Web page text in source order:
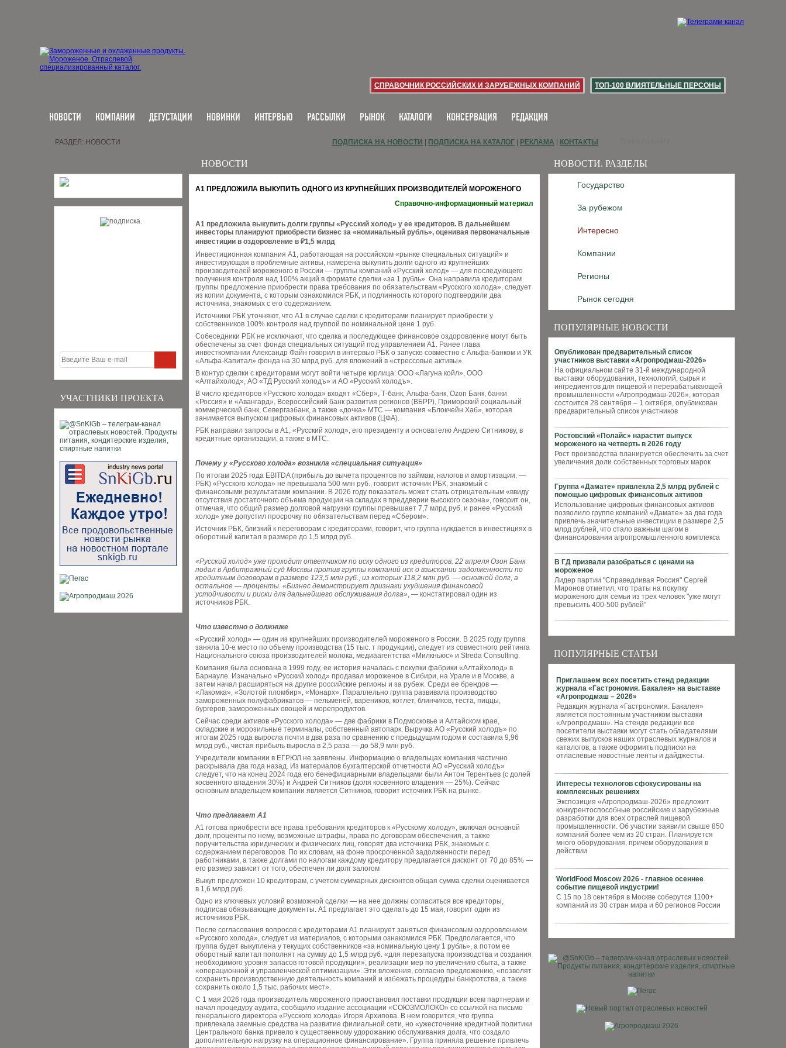
СПРАВОЧНИК РОССИЙСКИХ И ЗАРУБЕЖНЫХ КОМПАНИЙ ТОП-100 ВЛИЯТЕЛЬНЫЕ ПЕРСОНЫ
НОВОСТИ КОМПАНИИ ДЕГУСТАЦИИ НОВИНКИ ИНТЕРВЬЮ РАССЫЛКИ РЫНОК КАТАЛОГИ КОНСЕРВАЦИЯ РЕДАКЦИЯ
УЧАСТНИКИ ПРОЕКТА
НОВОСТИ. РАЗДЕЛЫ
Государство
За рубежом
Интересно
Компании
Регионы
Рынок сегодня
ПОПУЛЯРНЫЕ НОВОСТИ
Опубликован предварительный список
участников выставки «Агропродмаш-2026»
На официальном сайте 31-й международной
выставки оборудования, технологий, сырья и
ингредиентов для пищевой и перерабатывающей
промышленности «Агропродмаш-2026», которая
состоится 28 сентября – 1 октября, опубликован
предварительный список участников
Ростовский «Полайс» нарастит выпуск
мороженого на четверть в 2026 году
Рост производства планируется обеспечить за счет
увеличения доли собственных торговых марок
Группа «Дамате» привлекла 2,5 млрд рублей с
помощью цифровых финансовых активов
Использование цифровых финансовых активов
позволило группе компаний «Дамате» за два года
привлечь значительные инвестиции в размере 2,5
млрд рублей, что стало важным шагом в
финансировании агропромышленного комплекса
В ГД призвали разобраться с ценами на
мороженое
Лидер партии "Справедливая Россия" Сергей
Миронов отметил, что траты на покупку
мороженого для семьи из трех человек "уже могут
превысить 400-500 рублей"
ПОПУЛЯРНЫЕ СТАТЬИ
Приглашаем всех посетить стенд редакции
журнала «Гастрономия. Бакалея» на выставке
«Агропродмаш – 2026»
Редакция журнала «Гастрономия. Бакалея»
является постоянным участником выставки
«Агропродмаш». На стенде редакции все
посетители выставки могут стать обладателями
свежих выпусков наших отраслевых журналов и
каталогов, а также оформить подписки на
отласлевые новостные ленты и дайджесты.
Интересы технологов сфокусированы на
комплексных решениях
Экспозиция «Агропродмаш-2026» предложит
конкурентоспособные российские и зарубежные
разработки для всех отраслей пищевой
промышленности. Об участии заявили свыше 850
компаний более чем из 20 стран. Планируется
много оборудования, причем оборудования в
действии
WorldFood Moscow 2026 - главное осеннее
событие пищевой индустрии!
С 15 по 18 сентября в Москве соберутся 1100+
компаний из 30 стран мира и 60 регионов России
РАЗДЕЛ: НОВОСТИ ПОДПИСКА НА НОВОСТИ ПОДПИСКА НА КАТАЛОГ РЕКЛАМА КОНТАКТЫ
НОВОСТИ
А1 ПРЕДЛОЖИЛА ВЫКУПИТЬ ОДНОГО ИЗ КРУПНЕЙШИХ ПРОИЗВОДИТЕЛЕЙ МОРОЖЕНОГО
Справочно-информационный материал
А1 предложила выкупить долги группы «Русский холод» у ее кредиторов. В дальнейшем
инвесторы планируют приобрести бизнес за «номинальный рубль», оценивая первоначальные
инвестиции в оздоровление в ₽1,5 млрд
Инвестиционная компания А1, работающая на российском «рынке специальных ситуаций» и
инвестирующая в проблемные активы, намерена выкупить долги одного из крупнейших
производителей мороженого в России — группы компаний «Русский холод» — для последующего
получения контроля над 100% акций в формате сделки «за 1 рубль». Она направила кредиторам
группы предложение приобрести права требования по обязательствам «Русского холода», следует
из копии документа, с которым ознакомился РБК, и подлинность которого подтвердили два
источника, знакомых с его содержанием.
Источники РБК уточняют, что А1 в случае сделки с кредиторами планирует приобрести у
собственников 100% контроля над группой по номинальной цене 1 руб.
Собеседники РБК не исключают, что сделка и последующее финансовое оздоровление могут быть
обеспечены за счет фонда специальных ситуаций под управлением А1. Ранее глава
инвесткомпании Александр Файн говорил в интервью РБК о запуске совместно с Альфа-банком и УК
«Альфа-Капитал» фонда на 30 млрд руб. для вложений в «стрессовые активы».
В контур сделки с кредиторами могут войти четыре юрлица: ООО «Лагуна койл», ООО
«Алтайхолод», АО «ТД Русский холодъ» и АО «Русский холодъ».
В число кредиторов «Русского холода» входят «Сбер», Т-банк, Альфа-банк, Ozon Банк, банки
«Россия» и «Авангард», Всероссийский банк развития регионов (ВБРР), Приморский социальный
коммерческий банк, Севергазбанк, а также «дочка» МТС — компания «Блокчейн Хаб», которая
занимается выпуском цифровых финансовых активов (ЦФА).
РБК направил запросы в А1, «Русский холод», его президенту и основателю Андрею Ситникову, в
кредитные организации, а также в МТС.
Почему у «Русского холода» возникла «специальная ситуация»
По итогам 2025 года EBITDA (прибыль до вычета процентов по займам, налогов и амортизации. —
РБК) «Русского холода» не превышала 500 млн руб., говорит источник РБК, знакомый с
финансовыми результатами компании. В 2026 году показатель может стать отрицательным «ввиду
отсутствия достаточного объема продукции на складах в преддверии высокого сезона», говорит он,
отмечая, что общий размер долговой нагрузки группы превышает 7,7 млрд руб. и ранее «Русский
холод» уже допустил просрочку по обязательствам перед «Сбером».
Источник РБК, близкий к переговорам с кредиторами, говорит, что группа нуждается в инвестициях в
оборотный капитал в размере до 1,5 млрд руб.
«Русский холод» уже проходит ответчиком по иску одного из кредиторов. 22 апреля Озон Банк
подал в Арбитражный суд Москвы против группы компаний иск о взыскании задолженности по
кредитным договорам в размере 123,5 млн руб., из которых 118,2 млн руб. — основной долг, а
остальное — проценты. «Бизнес демонстрирует признаки ухудшения финансовой
устойчивости и риски для дальнейшего обслуживания долга», — констатировал один из
источников РБК.
Что известно о должнике
«Русский холод» — один из крупнейших производителей мороженого в России. В 2025 году группа
заняла 10-е место по объему производства (15 тыс. т продукции), следует из совместного рейтинга
Национального союза производителей молока, медиаагентства «Милкньюс» и Streda Consulting.
Компания была основана в 1999 году, ее история началась с покупки фабрики «Алтайхолод» в
Барнауле. Изначально «Русский холод» продавал мороженое в Сибири, на Урале и в Москве, а
затем начал расширяться на другие российские регионы и за рубеж. Среди ее брендов —
«Лакомка», «Золотой пломбир», «Монарх». Параллельно группа развивала производство
замороженных полуфабрикатов — пельменей, вареников, котлет, блинчиков, теста, пиццы,
бургеров, замороженных овощей и морепродуктов.
Сейчас среди активов «Русского холода» — две фабрики в Подмосковье и Алтайском крае,
складские и морозильные терминалы, собственный автопарк. Выручка АО «Русский холодъ» по
итогам 2025 года выросла почти в два раза по сравнению с предыдущим годом и составила 9,96
млрд руб., чистая прибыль выросла в 2,5 раза — до 58,9 млн руб.
Учредители компании в ЕГРЮЛ не заявлены. Информацию о владельцах компания частично
раскрывала два года назад. Из материалов бухгалтерской отчетности АО «Русский холодъ»
следует, что на конец 2024 года его бенефициарными владельцами были Антон Терентьев (с долей
косвенного владения 30%) и Андрей Ситников (доля косвенного владения — 25%). Сейчас
основным владельцем компании является Ситников, говорит источник РБК на рынке.
Что предлагает А1
А1 готова приобрести все права требования кредиторов к «Русскому холоду», включая основной
долг, проценты по нему, возможные штрафы, права по договорам обеспечения, а также
поручительства юридических и физических лиц, говорят два источника РБК, знакомых с
содержанием переговоров. По их словам, на фоне просроченной задолженности перед
работниками, а также долгами по налогам каждому кредитору предлагается дисконт от 70 до 85% —
его размер зависит от того, обеспечен ли долг залогом
Выкуп предложен 10 кредиторам, с учетом суммарных дисконтов общая сумма сделки оценивается
в 1,6 млрд руб.
Одно из ключевых условий возможной сделки — на нее должны согласиться все кредиторы,
подписав обязывающие документы. А1 предлагает это сделать до 15 мая, говорит один из
источников РБК.
После согласования вопросов с кредиторами А1 планирует заняться финансовым оздоровлением
«Русского холода», следует из материалов, с которыми ознакомился РБК. Предполагается, что
группа будет выкуплена у текущих собственников «за номинальную цену 1 рубль», а потом ее
оборотный капитал пополнят на сумму до 1,5 млрд руб. «для перезапуска производства и создания
необходимого уровня запасов готовой продукции», реализации мер по увеличению сбыта, а также
«операционной и управленческой оптимизации». Эти вложения, согласно предложению, «позволят
сохранить производственную деятельность компаний и избежать процедуры банкротства, а также
сохранить около 1,5 тыс. рабочих мест».
С 1 мая 2026 года производитель мороженого приостановил поставки продукции всем партнерам и
начал процедуру аудита, сообщило издание ассоциации «СОЮЗМОЛОКО» со ссылкой на письмо
генерального директора «Русского холода» Игоря Архипова. В нем говорится, что группа
привлекала заемные средства на развитие филиальной сети, но «ужесточение кредитной политики
Центрального банка привело к существенному удорожанию обслуживания долга, что создало
дополнительную нагрузку на операционное финансирование». Группа приняла решение привлечь